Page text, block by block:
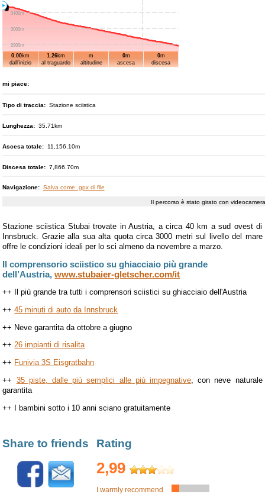
blu 0.8km
rossa
nera 0.8km
blu
verde
seggiovia 2.3km
seggiovia 0.6km
seggiovia
seggiovia 0.3km
2800m
2900m
3000m
3100m
2900m
3000m
3100m
0.00km
dall'inizio
1.26km
al traguardo
m
altitudine
0m
ascesa
0m
discesa
mi piace:
Tipo di traccia: Stazione sciistica
Lunghezza: 35.71km
Ascesa totale: 11,156.10m
Discesa totale: 7,866.70m
Navigazione: Salva come .gpx di file
Il percorso è stato girato con
Stazione sciistica Stubai trovate in Austria, a circa 40 km a sud ovest di
Innsbruck. Grazie alla sua alta quota circa 3000 metri sul livello del mare
offre le condizioni ideali per lo sci almeno da novembre a marzo.
Il comprensorio sciistico su ghiacciaio più grande
dell’Austria,www.stubaier-gletscher.com/it
++ Il più grande tra tutti i comprensori sciistici su ghiacciaio dell'Austria
++45 minuti di auto da Innsbruck
++ Neve garantita da ottobre a giugno
++26 impianti di risalita
++ Funivia 3S Eisgratbahn
++ 35 piste, dalle più semplici alle più impegnative, con neve naturale
garantita
++ I bambini sotto i 10 anni sciano gratuitamente
Share to friends Rating
2,99
I warmly recommend